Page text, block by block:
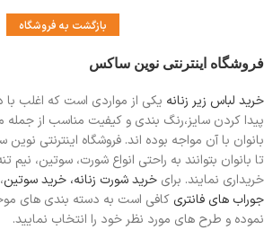
بازگشت به فروشگاه
فروشگاه اینترنتی نوین ساکس
خرید لباس زیر زنانه یکی از مواردی است که اغلب
پیدا کردن سایز،رنگ بندی و کیفیت مناسب از
بانوان با آن مواجه بوده اند. فروشگاه اینترنتی
تا بانوان بتوانند به راحتی انواع شورت، سوتین، نیم
خریداری نمایند. برای خرید شورت زنانه، خرید سوتین
جوراب های فانتری کافی است به دسته بندی های
نموده و طرح های مورد نظر خود را انتخاب نمایید.